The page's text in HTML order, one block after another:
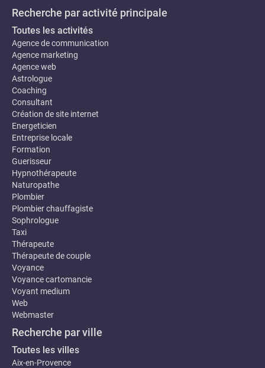
Recherche par activité principale
Toutes les activités
Agence de communication
Agence marketing
Agence web
Astrologue
Coaching
Consultant
Création de site internet
Energeticien
Entreprise locale
Formation
Guerisseur
Hypnothérapeute
Naturopathe
Plombier
Plombier chauffagiste
Sophrologue
Taxi
Thérapeute
Thérapeute de couple
Voyance
Voyance cartomancie
Voyant medium
Web
Webmaster
Recherche par ville
Toutes les villes
Aix-en-Provence